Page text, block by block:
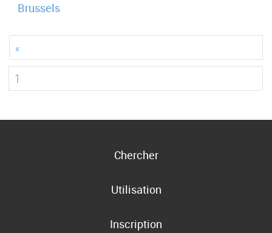
Brussels
«
1
Chercher
Utilisation
Inscription